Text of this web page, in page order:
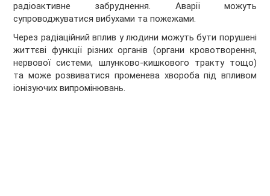
радіоактивне забруднення. Аварії можуть
супроводжуватися вибухами та пожежами.
Через радіаційний вплив у людини можуть бути порушені
життєві функції різних органів (органи кровотворення,
нервової системи, шлунково-кишкового тракту тощо)
та може розвиватися променева хвороба під впливом
іонізуючих випромінювань.